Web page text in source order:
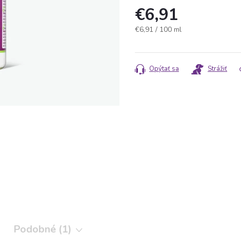
€6,91
Jednotková
€6,91 / 100 ml
Opýtať sa Strážiť
Podobné (1)